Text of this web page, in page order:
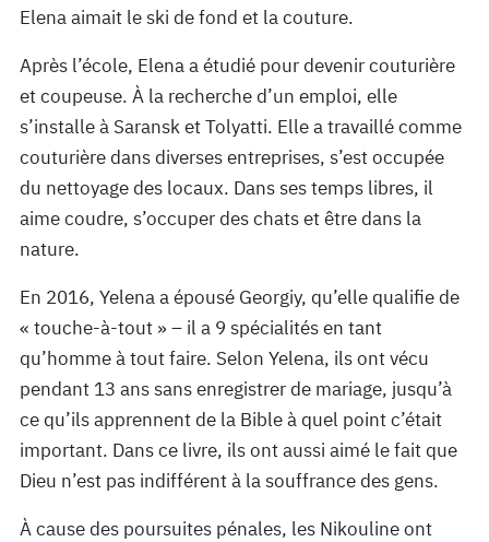
Elena aimait le ski de fond et la couture.
Après l’école, Elena a étudié pour devenir couturière
et coupeuse. À la recherche d’un emploi, elle
s’installe à Saransk et Tolyatti. Elle a travaillé comme
couturière dans diverses entreprises, s’est occupée
du nettoyage des locaux. Dans ses temps libres, il
aime coudre, s’occuper des chats et être dans la
nature.
En 2016, Yelena a épousé Georgiy, qu’elle qualifie de
« touche-à-tout » – il a 9 spécialités en tant
qu’homme à tout faire. Selon Yelena, ils ont vécu
pendant 13 ans sans enregistrer de mariage, jusqu’à
ce qu’ils apprennent de la Bible à quel point c’était
important. Dans ce livre, ils ont aussi aimé le fait que
Dieu n’est pas indifférent à la souffrance des gens.
À cause des poursuites pénales, les Nikouline ont